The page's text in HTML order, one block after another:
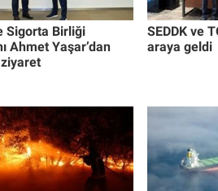
Sigorta Birliği
Ahmet Yaşar’dan
ziyaret
SEDDK ve
araya geldi